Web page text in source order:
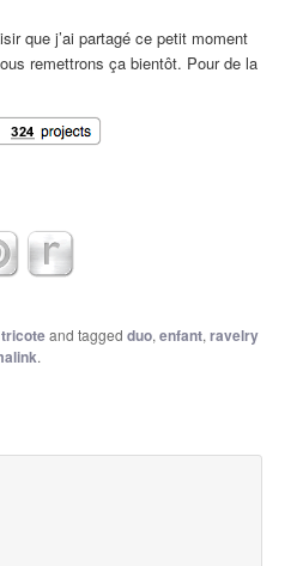
que j’ai partagé ce petit moment
remettrons ça bientôt. Pour de la
and taggedduo,enfant,ravelry
.